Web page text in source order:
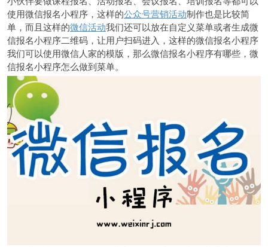
使用微信报名小程序，这样的公众号营销活动制作也是比较简
单，而且这样的微信活动我们还可以放在自定义菜单或者生成微
信报名小程序二维码，让用户扫码进入，这样的微信报名小程序
我们可以使用微信人家的模版，那么微信报名小程序有哪些，微
信报名小程序怎么做到菜单。